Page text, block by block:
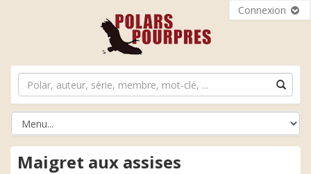
Connexion
Maigret aux assises